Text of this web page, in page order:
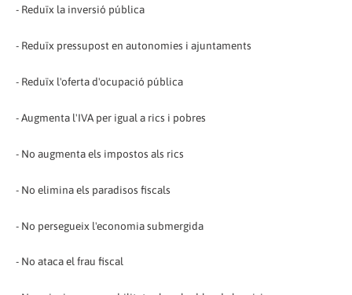
- Reduïx la inversió pública
- Reduïx pressupost en autonomies i ajuntaments
- Reduïx l'oferta d'ocupació pública
- Augmenta l'IVA per igual a rics i pobres
- No augmenta els impostos als rics
- No elimina els paradisos fiscals
- No persegueix l'economia submergida
- No ataca el frau fiscal